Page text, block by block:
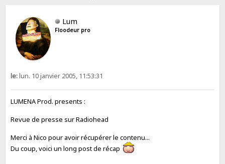
Lum
Floodeur pro
le:lun. 10 janvier 2005, 11:53:31
LUMENA Prod. presents :
Revue de presse sur Radiohead
Merci à Nico pour avoir récupérer le contenu...
Du coup, voici un long post de récap